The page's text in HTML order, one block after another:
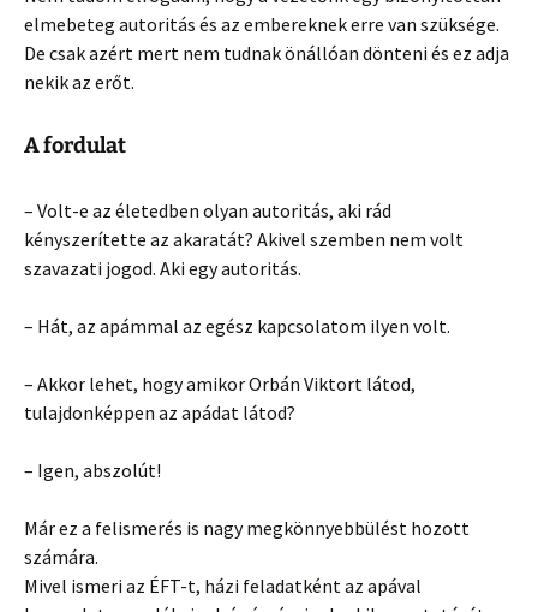
elmebeteg autoritás és az embereknek erre van szüksége.
De csak azért mert nem tudnak önállóan dönteni és ez adja
nekik az erőt.
A fordulat
– Volt-e az életedben olyan autoritás, aki rád
kényszerítette az akaratát? Akivel szemben nem volt
szavazati jogod. Aki egy autoritás.
– Hát, az apámmal az egész kapcsolatom ilyen volt.
– Akkor lehet, hogy amikor Orbán Viktort látod,
tulajdonképpen az apádat látod?
– Igen, abszolút!
Már ez a felismerés is nagy megkönnyebbülést hozott
számára.
Mivel ismeri az ÉFT-t, házi feladatként az apával